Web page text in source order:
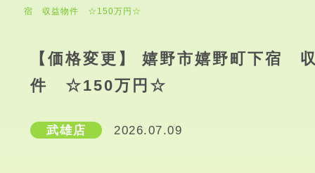
宿 収益物件 ☆150万円☆
【価格変更】 嬉野市嬉野町下宿
件 ☆150万円☆
武雄店 2026.07.09